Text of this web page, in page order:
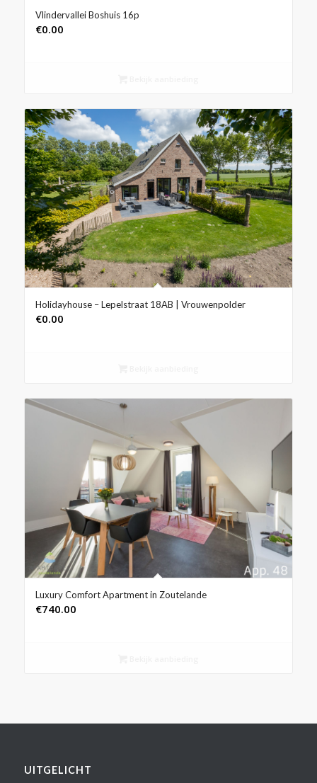
Vlindervallei Boshuis 16p
€0.00
Holidayhouse – Lepelstraat 18AB | Vrouwenpolder
€0.00
Luxury Comfort Apartment in Zoutelande
€740.00
UITGELICHT